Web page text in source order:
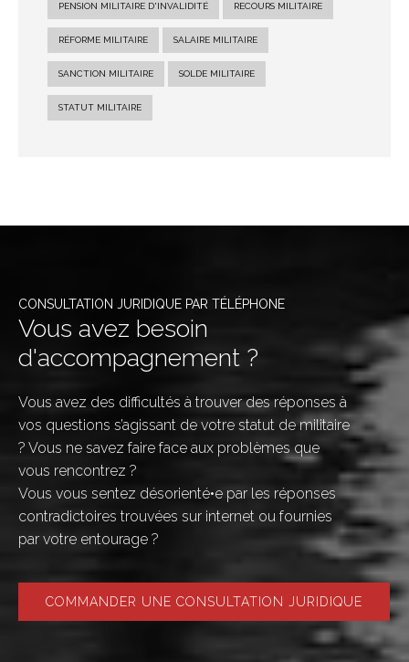
PENSION MILITAIRE D'INVALIDITÉ RECOURS MILITAIRE
RÉFORME MILITAIRE SALAIRE MILITAIRE
SANCTION MILITAIRE SOLDE MILITAIRE
STATUT MILITAIRE
CONSULTATION JURIDIQUE PAR TÉLÉPHONE
Vous avez besoin
d'accompagnement ?
Vous avez des difficultés à trouver des réponses à
vos questions s’agissant de votre statut de militaire
? Vous ne savez faire face aux problèmes que
vous rencontrez ?
Vous vous sentez désorienté•e par les réponses
contradictoires trouvées sur internet ou fournies
par votre entourage ?
COMMANDER UNE CONSULTATION JURIDIQUE